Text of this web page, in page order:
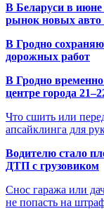
В Беларуси в июне
рынок новых авто
В Гродно
дорожных работ
В Гродно
центре города
Что сшить или
апсайклинга для
Водителю стало
ДТП с грузовиком
Снос гаража или
не попасть на